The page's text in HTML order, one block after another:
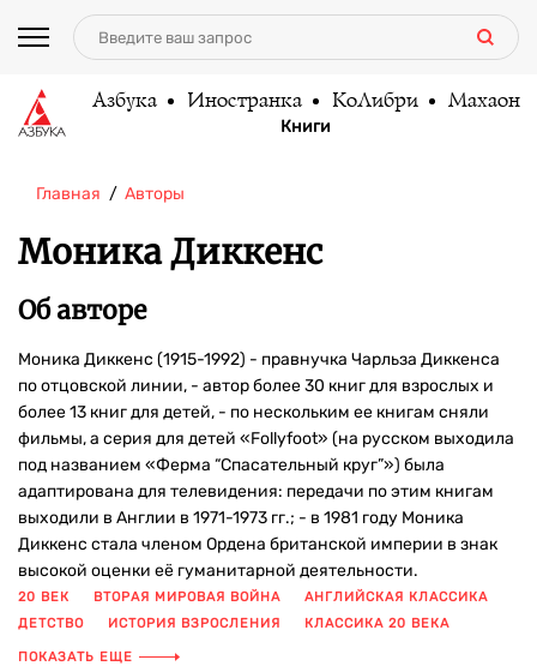
Азбука Иностранка КоЛибри Махаон
Книги
Главная Авторы
Моника Диккенс
Об авторе
Моника Диккенс (1915-1992) - правнучка Чарльза Диккенса
по отцовской линии, - автор более 30 книг для взрослых и
более 13 книг для детей, - по нескольким ее книгам сняли
фильмы, а серия для детей «Follyfoot» (на русском выходила
под названием «Ферма “Спасательный круг”») была
адаптирована для телевидения: передачи по этим книгам
выходили в Англии в 1971-1973 гг.; - в 1981 году Моника
Диккенс стала членом Ордена британской империи в знак
высокой оценки её гуманитарной деятельности.
20 ВЕК ВТОРАЯ МИРОВАЯ ВОЙНА
АНГЛИЙСКАЯ КЛАССИКА
ДЕТСТВО
ИСТОРИЯ ВЗРОСЛЕНИЯ
КЛАССИКА 20 ВЕКА
ЛЮБОВЬ
ПОКАЗАТЬ ЕЩЕ